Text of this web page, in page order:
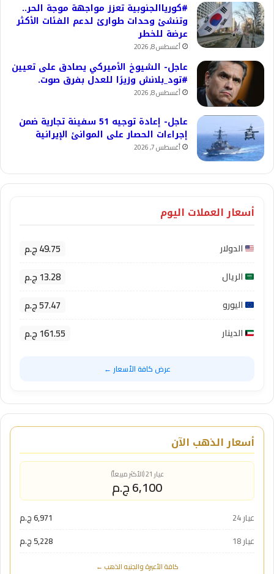
#كورياالجنوبية تعزز مواجهة موجة الحر..
وتنشئ وحدات طوارئ لدعم الفئات الأكثر
عرضة للخطر
أغسطس 8, 2026
عاجل- الشيوخ الأميركي يصادق على تعيين
#تود_بلانش وزيرًا للعدل بفرق صوت.
أغسطس 8, 2026
عاجل- إعادة توجيه 51 سفينة تجارية ضمن
إجراءات الحصار على الموانئ الإيرانية
أغسطس 7, 2026
أسعار العملات اليوم
الدولار 49.75 ج.م
الريال 13.28 ج.م
اليورو 57.47 ج.م
الدينار 161.55 ج.م
عرض كافة الأسعار ←
أسعار الذهب الآن
عيار 21 (الأكثر مبيعاً)
6,100 ج.م
عيار 24
6,971 ج.م
عيار 18
5,228 ج.م
كافة الأعيرة والجنيه الذهب ←